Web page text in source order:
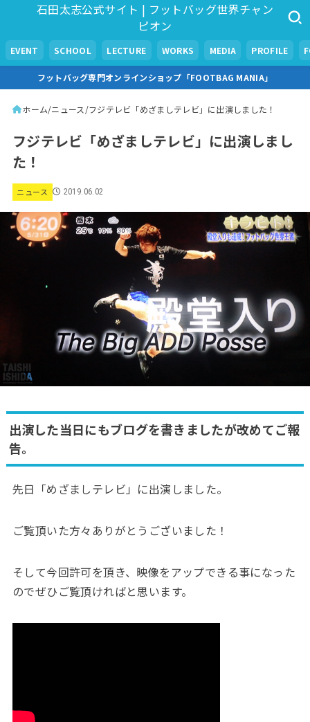
石田太志公式サイト | フットバッグ世界チャン
ピオン
EVENT SCHOOL LECTURE WORKS MEDIA PROFILE
フットバッグ専門オンラインショップ「FOOTBAG MANIA」
ホーム ニュース フジテレビ「めざましテレビ」に出演しました！
フジテレビ「めざましテレビ」に出演しまし
た！
ニュース 2019.06.02
出演した当日にもブログを書きましたが改めてご報
告。
先日「めざましテレビ」に出演しました。
ご覧頂いた方々ありがとうございました！
そして今回許可を頂き、映像をアップできる事になった
のでぜひご覧頂ければと思います。